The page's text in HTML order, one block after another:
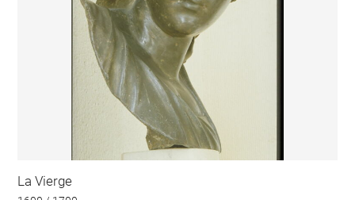
La Vierge